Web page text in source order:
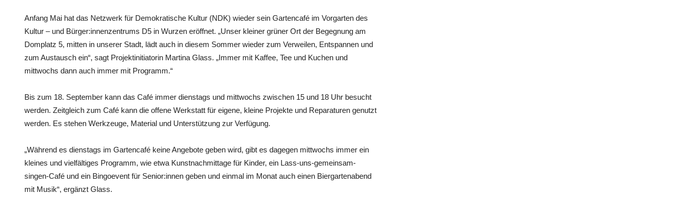
Anfang Mai hat das Netzwerk für Demokratische Kultur (NDK) wieder sein Gartencafé im Vorgarten des
Kultur – und Bürger:innenzentrums D5 in Wurzen eröffnet. „Unser kleiner grüner Ort der Begegnung am
Domplatz 5, mitten in unserer Stadt, lädt auch in diesem Sommer wieder zum Verweilen, Entspannen und
zum Austausch ein“, sagt Projektinitiatorin Martina Glass. „Immer mit Kaffee, Tee und Kuchen und
mittwochs dann auch immer mit Programm.“
Bis zum 18. September kann das Café immer dienstags und mittwochs zwischen 15 und 18 Uhr besucht
werden. Zeitgleich zum Café kann die offene Werkstatt für eigene, kleine Projekte und Reparaturen genutzt
werden. Es stehen Werkzeuge, Material und Unterstützung zur Verfügung.
„Während es dienstags im Gartencafé keine Angebote geben wird, gibt es dagegen mittwochs immer ein
kleines und vielfältiges Programm, wie etwa Kunstnachmittage für Kinder, ein Lass-uns-gemeinsam-
singen-Café und ein Bingoevent für Senior:innen geben und einmal im Monat auch einen Biergartenabend
mit Musik“, ergänzt Glass.